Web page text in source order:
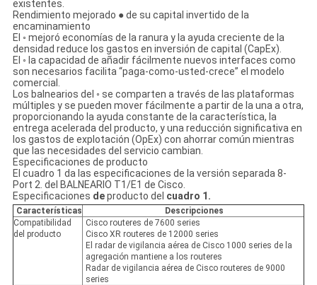
existentes.
Rendimiento mejorado ● de su capital invertido de la
encaminamiento
El ◦ mejoró economías de la ranura y la ayuda creciente de la
densidad reduce los gastos en inversión de capital (CapEx).
El ◦ la capacidad de añadir fácilmente nuevos interfaces como
son necesarios facilita “paga-como-usted-crece” el modelo
comercial.
Los balnearios del ◦ se comparten a través de las plataformas
múltiples y se pueden mover fácilmente a partir de la una a otra,
proporcionando la ayuda constante de la característica, la
entrega acelerada del producto, y una reducción significativa en
los gastos de explotación (OpEx) con ahorrar común mientras
que las necesidades del servicio cambian.
Especificaciones de producto
El cuadro 1 da las especificaciones de la versión separada 8-
Port 2. del BALNEARIO T1/E1 de Cisco.
Especificaciones deproducto del cuadro 1.
Características
Descripciones
Compatibilidad
del producto
Cisco routeres de 7600 series
Cisco XR routeres de 12000 series
El radar de vigilancia aérea de Cisco 1000 series de la
agregación mantiene a los routeres
Radar de vigilancia aérea de Cisco routeres de 9000
series